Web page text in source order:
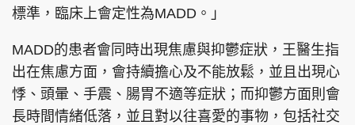
標準，臨床上會定性為MADD。」
MADD的患者會同時出現焦慮與抑鬱症狀，王醫生指
出在焦慮方面，會持續擔心及不能放鬆，並且出現心
悸、頭暈、手震、腸胃不適等症狀；而抑鬱方面則會
長時間情緒低落，並且對以往喜愛的事物，包括社交